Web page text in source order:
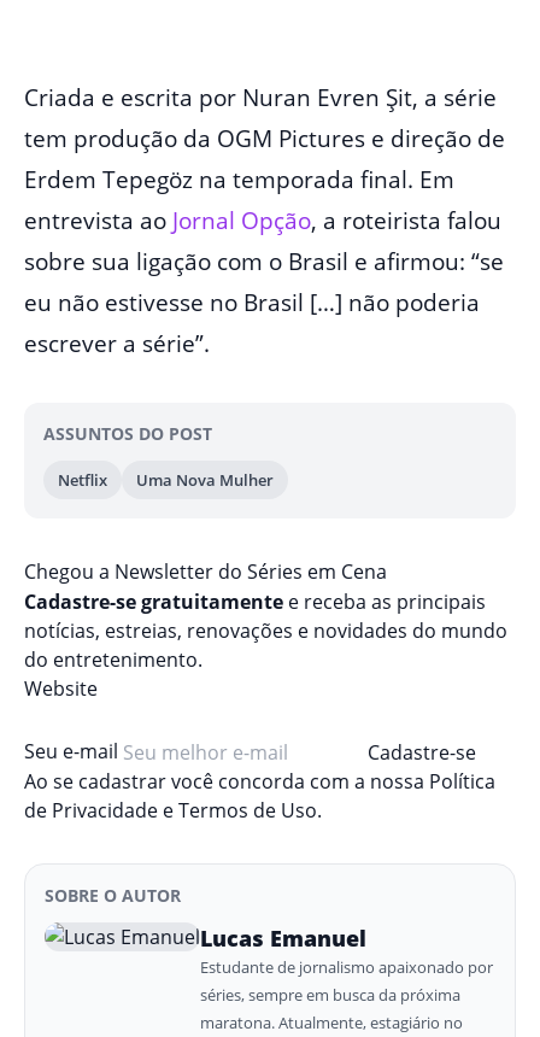
Criada e escrita por Nuran Evren Şit, a série
tem produção da OGM Pictures e direção de
Erdem Tepegöz na temporada final. Em
entrevista ao Jornal Opção, a roteirista falou
sobre sua ligação com o Brasil e afirmou: “se
eu não estivesse no Brasil […] não poderia
escrever a série”.
ASSUNTOS DO POST
Netflix Uma Nova Mulher
Chegou a Newsletter do Séries em Cena
Cadastre-se gratuitamente e receba as principais
notícias, estreias, renovações e novidades do mundo
do entretenimento.
Website
Seu e-mail
Cadastre-se
Ao se cadastrar você concorda com a nossa Política
de Privacidade eTermos de Uso.
SOBRE O AUTOR
Lucas Emanuel
Estudante de jornalismo apaixonado por
séries, sempre em busca da próxima
maratona. Atualmente, estagiário no